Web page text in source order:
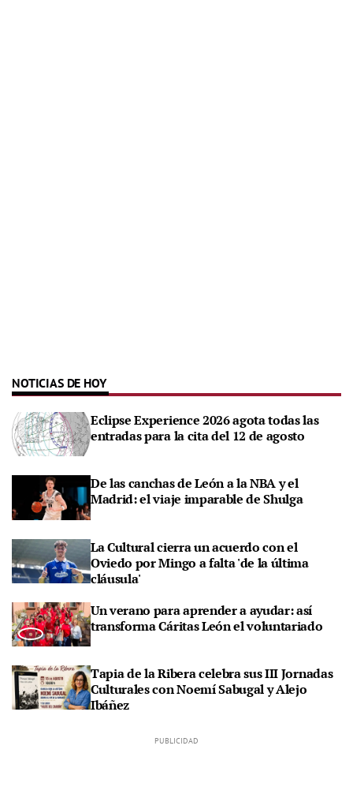
NOTICIAS DE HOY
Eclipse Experience 2026 agota todas las
entradas para la cita del 12 de agosto
De las canchas de León a la NBA y el
Madrid: el viaje imparable de Shulga
La Cultural cierra un acuerdo con el
Oviedo por Mingo a falta 'de la última
cláusula'
Un verano para aprender a ayudar: así
transforma Cáritas León el voluntariado
Tapia de la Ribera celebra sus III Jornadas
Culturales con Noemí Sabugal y Alejo
Ibáñez